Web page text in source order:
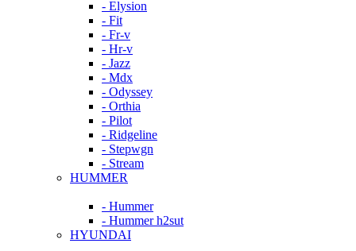
- Elysion
- Fit
- Fr-v
- Hr-v
- Jazz
- Mdx
- Odyssey
- Orthia
- Pilot
- Ridgeline
- Stepwgn
- Stream
HUMMER
- Hummer
- Hummer h2sut
HYUNDAI